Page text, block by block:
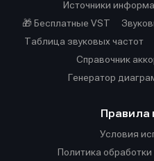
Источники
🎁 Бесплатные VST
Таблица звуковых частот
Справочник
Генератор
Правила
Условия
Политика